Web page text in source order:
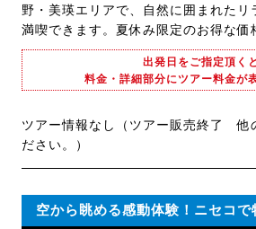
野・美瑛エリアで、自然に囲まれたリ
満喫できます。夏休み限定のお得な価
出発日をご指定頂くと
料金・詳細部分にツアー料金が
ツアー情報なし（ツアー販売終了 他
ださい。）
空から眺める感動体験！ニセコ